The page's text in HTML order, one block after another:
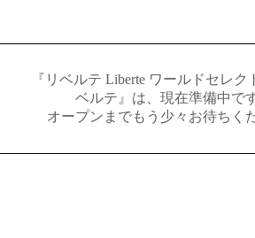
『リベルテ Liberte ワールドセレク
ベルテ』は、現在準備中です
オープンまでもう少々お待ちく